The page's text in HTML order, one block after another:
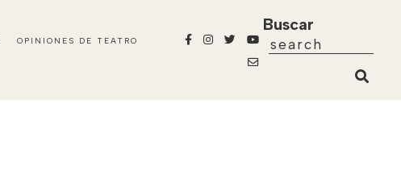
OPINIONES DE TEATRO
Buscar